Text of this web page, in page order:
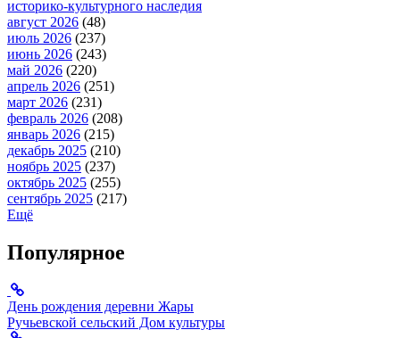
историко-культурного наследия
август 2026 (48)
июль 2026 (237)
июнь 2026 (243)
май 2026 (220)
апрель 2026 (251)
март 2026 (231)
февраль 2026 (208)
январь 2026 (215)
декабрь 2025 (210)
ноябрь 2025 (237)
октябрь 2025 (255)
сентябрь 2025 (217)
Ещё
Популярное
День рождения деревни Жары
Ручьевской сельский Дом культуры